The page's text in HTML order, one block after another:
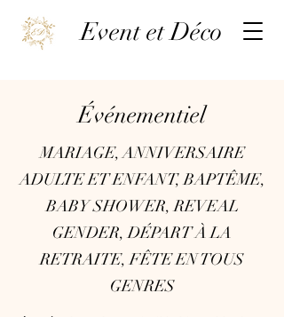
Event et Déco
Événementiel
MARIAGE, ANNIVERSAIRE
ADULTE ET ENFANT, BAPTÊME,
BABY SHOWER, REVEAL
GENDER, DÉPART À LA
RETRAITE, FÊTE EN TOUS
GENRES